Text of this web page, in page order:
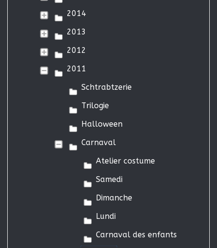
2014
2013
2012
2011
Schtrabtzerie
Trilogie
Halloween
Carnaval
Atelier costume
Samedi
Dimanche
Lundi
Carnaval des enfants